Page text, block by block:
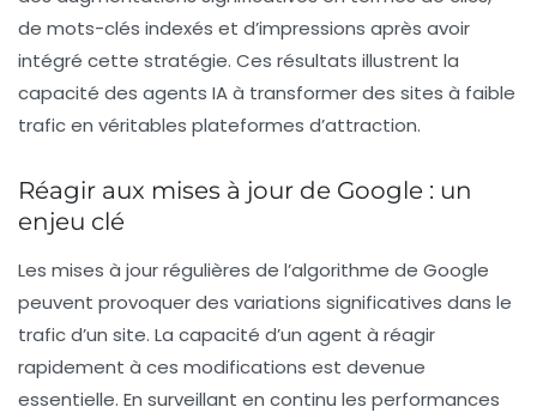
de mots-clés indexés et d’impressions après avoir
intégré cette stratégie. Ces résultats illustrent la
capacité des agents IA à transformer des sites à faible
trafic en véritables plateformes d’attraction.
Réagir aux mises à jour de Google : un
enjeu clé
Les mises à jour régulières de l’algorithme de Google
peuvent provoquer des variations significatives dans le
trafic d’un site. La capacité d’un agent à réagir
rapidement à ces modifications est devenue
essentielle. En surveillant en continu les performances